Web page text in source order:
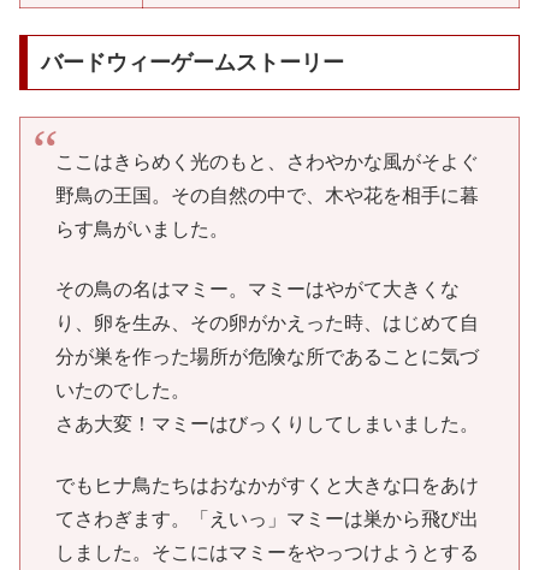
バードウィーゲームストーリー
ここはきらめく光のもと、さわやかな風がそよぐ
野鳥の王国。その自然の中で、木や花を相手に暮
らす鳥がいました。
その鳥の名はマミー。マミーはやがて大きくな
り、卵を生み、その卵がかえった時、はじめて自
分が巣を作った場所が危険な所であることに気づ
いたのでした。
さあ大変！マミーはびっくりしてしまいました。
でもヒナ鳥たちはおなかがすくと大きな口をあけ
てさわぎます。「えいっ」マミーは巣から飛び出
しました。そこにはマミーをやっつけようとする